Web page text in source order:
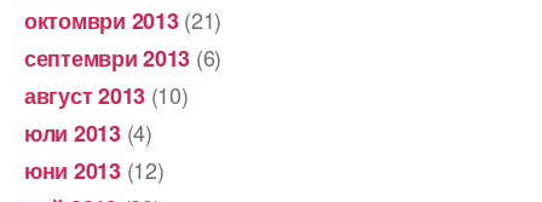
октомври 2013(21)
септември 2013 (6)
август 2013 (10)
юли 2013(4)
юни 2013(12)